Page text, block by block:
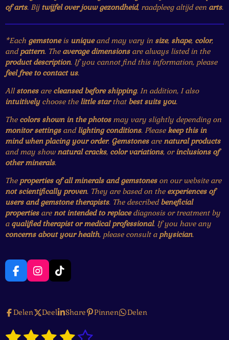
of arts. Bijtwijfel over jouw gezondheid, raadpleeg altijd een arts.
*Each gemstoneis uniqueand may vary in size, shape, color,
andpattern. The average dimensionsare always listed in the
product description. If you cannot find this information, please
feel free to contact us.
Allstonesare cleansed before shipping. In addition, I also
intuitivelychoose the little starthat best suits you.
The colors shown in the photosmay vary slightly depending on
monitor settingsandlighting conditions. Pleasekeep this in
mind when placing your order. Gemstonesarenatural products
and may shownatural cracks, color variations, orinclusions of
other minerals.
The properties of all minerals and gemstoneson our website are
not scientifically proven. They are based on the experiences of
users and gemstone therapists. The describedbeneficial
propertiesarenot intended to replacediagnosis or treatment by
a qualified therapist or medical professional. If you have any
concerns about your health, please consult a physician.
F
a
b
o
I
n
a
r
T
i
o
Delen Deel Share Pinnen Delen
R
S